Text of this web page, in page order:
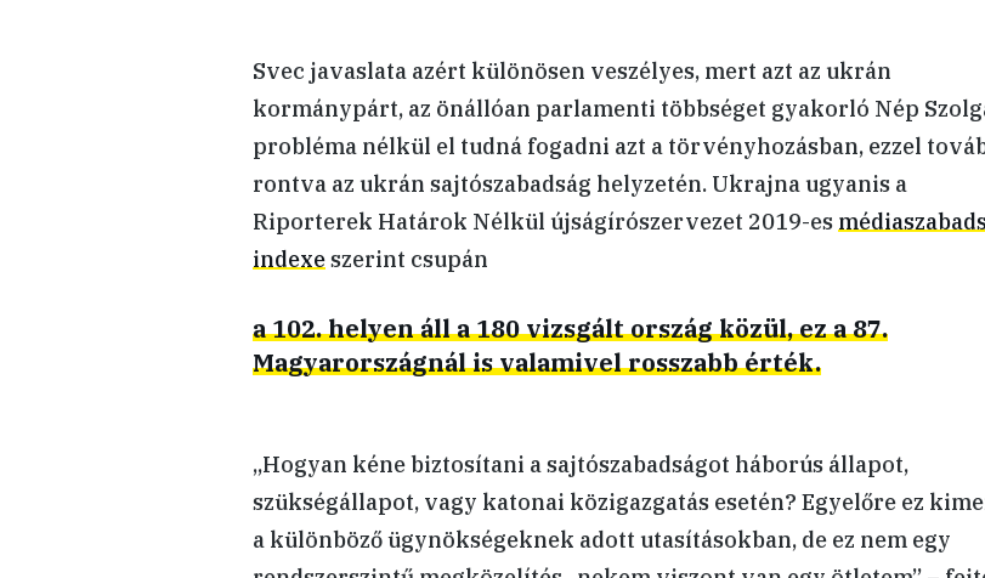
Svec javaslata azért különösen veszélyes, mert azt az ukrán
kormánypárt, az önállóan parlamenti többséget gyakorló Nép
probléma nélkül el tudná fogadni azt a törvényhozásban, ezzel
rontva az ukrán sajtószabadság helyzetén. Ukrajna ugyanis a
Riporterek Határok Nélkül újságírószervezet 2019-es
indexeszerint csupán
a 102. helyen áll a 180 vizsgált ország közül, ez a 87.
Magyarországnál is valamivel rosszabb érték.
„Hogyan kéne biztosítani a sajtószabadságot háborús állapot,
szükségállapot, vagy katonai közigazgatás esetén? Egyelőre ez
a különböző ügynökségeknek adott utasításokban, de ez nem egy